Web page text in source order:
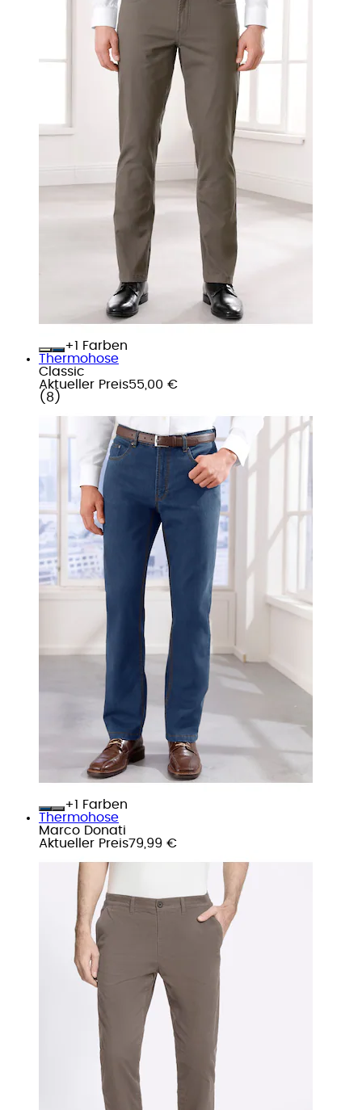
+
Farben
Thermohose
Classic
Aktueller Preis55,00 €
( 8 )
+
Farben
Thermohose
Marco Donati
Aktueller Preis79,99 €